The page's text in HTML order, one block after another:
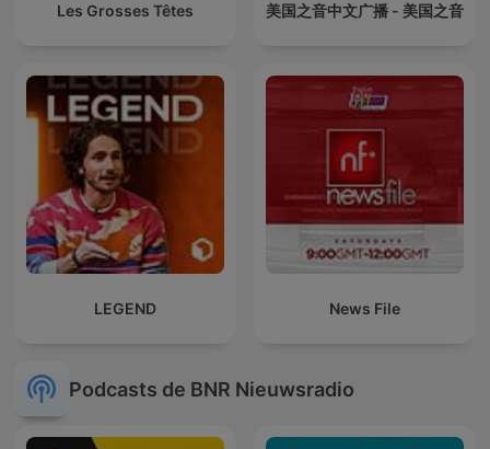
Les Grosses Têtes 美国之音中文广播 - 美国之音
LEGEND News File
Podcasts de BNR Nieuwsradio